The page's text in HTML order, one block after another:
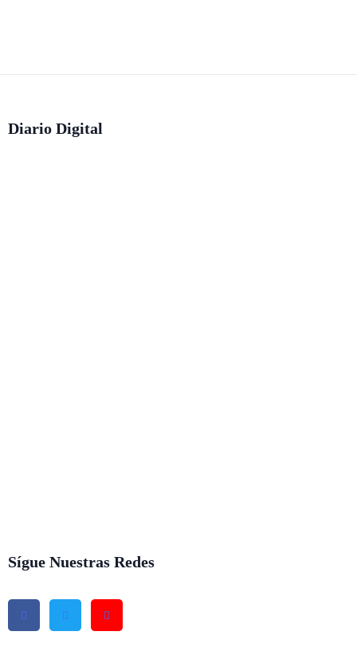
Diario Digital
Sígue Nuestras Redes